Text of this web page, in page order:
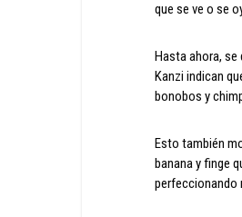
que se ve o se
Hasta ahora,
Kanzi indican
bonobos y
Esto también
banana y finge
perfeccionando